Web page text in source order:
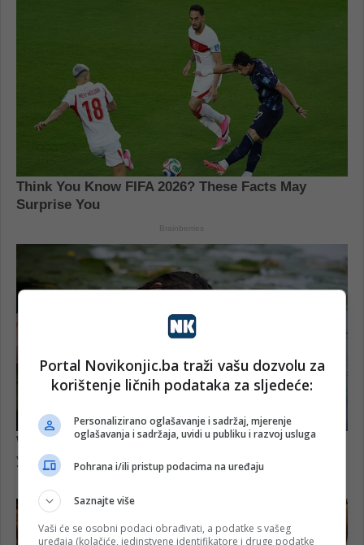
Portal Novikonjic.ba traži vašu dozvolu za
korištenje ličnih podataka za sljedeće:
Personalizirano oglašavanje i sadržaj, mjerenje
oglašavanja i sadržaja, uvidi u publiku i razvoj usluga
Pohrana i/ili pristup podacima na uređaju
Saznajte više
Vaši će se osobni podaci obrađivati, a podatke s vašeg
uređaja (kolačiće, jedinstvene identifikatore i druge podatke